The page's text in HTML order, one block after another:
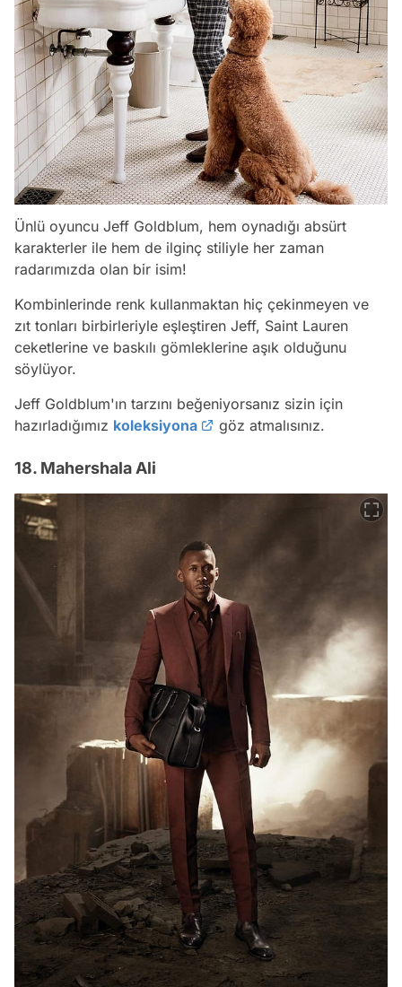
Ünlü oyuncu Jeff Goldblum, hem oynadığı absürt
karakterler ile hem de ilginç stiliyle her zaman
radarımızda olan bir isim!
Kombinlerinde renk kullanmaktan hiç çekinmeyen ve
zıt tonları birbirleriyle eşleştiren Jeff, Saint Lauren
ceketlerine ve baskılı gömleklerine aşık olduğunu
söylüyor.
Jeff Goldblum'ın tarzını beğeniyorsanız sizin için
hazırladığımız koleksiyona göz atmalısınız.
18. Mahershala Ali